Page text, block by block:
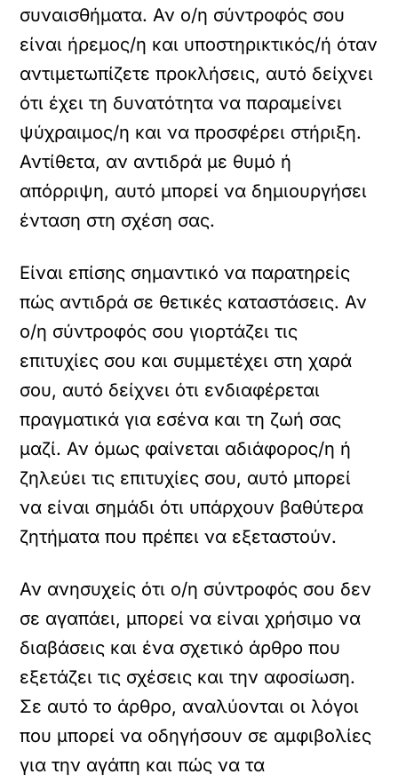
συναισθήματα. Αν ο/η σύντροφός σου
είναι ήρεμος/η και υποστηρικτικός/ή όταν
αντιμετωπίζετε προκλήσεις, αυτό δείχνει
ότι έχει τη δυνατότητα να παραμείνει
ψύχραιμος/η και να προσφέρει στήριξη.
Αντίθετα, αν αντιδρά με θυμό ή
απόρριψη, αυτό μπορεί να δημιουργήσει
ένταση στη σχέση σας.
Είναι επίσης σημαντικό να παρατηρείς
πώς αντιδρά σε θετικές καταστάσεις. Αν
ο/η σύντροφός σου γιορτάζει τις
επιτυχίες σου και συμμετέχει στη χαρά
σου, αυτό δείχνει ότι ενδιαφέρεται
πραγματικά για εσένα και τη ζωή σας
μαζί. Αν όμως φαίνεται αδιάφορος/η ή
ζηλεύει τις επιτυχίες σου, αυτό μπορεί
να είναι σημάδι ότι υπάρχουν βαθύτερα
ζητήματα που πρέπει να εξεταστούν.
Αν ανησυχείς ότι ο/η σύντροφός σου δεν
σε αγαπάει, μπορεί να είναι χρήσιμο να
διαβάσεις και ένα σχετικό άρθρο που
εξετάζει τις σχέσεις και την αφοσίωση.
Σε αυτό το άρθρο, αναλύονται οι λόγοι
που μπορεί να οδηγήσουν σε αμφιβολίες
για την αγάπη και πώς να τα